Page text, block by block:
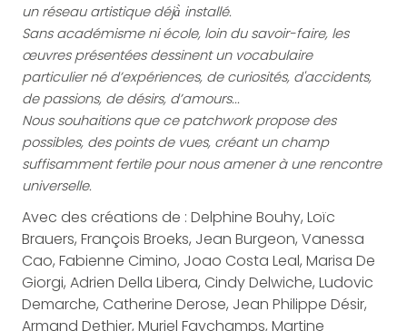
un réseau artistique déjà̀ installé.
Sans académisme ni école, loin du savoir-faire, les
œuvres présentées dessinent un vocabulaire
particulier né d’expériences, de curiosités, d'accidents,
de passions, de désirs, d’amours...
Nous souhaitions que ce patchwork propose des
possibles, des points de vues, créant un champ
suffisamment fertile pour nous amener à une rencontre
universelle.
Avec des créations de : Delphine Bouhy, Loïc
Brauers, François Broeks, Jean Burgeon, Vanessa
Cao, Fabienne Cimino, Joao Costa Leal, Marisa De
Giorgi, Adrien Della Libera, Cindy Delwiche, Ludovic
Demarche, Catherine Derose, Jean Philippe Désir,
Armand Dethier, Muriel Favchamps, Martine